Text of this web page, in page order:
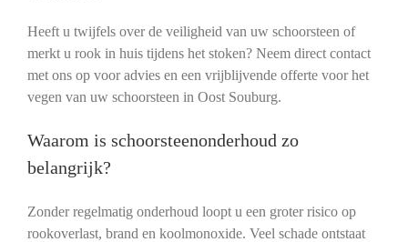
Heeft u twijfels over de veiligheid van uw schoorsteen of
merkt u rook in huis tijdens het stoken? Neem direct contact
met ons op voor advies en een vrijblijvende offerte voor het
vegen van uw schoorsteen in Oost Souburg.
Waarom is schoorsteenonderhoud zo
belangrijk?
Zonder regelmatig onderhoud loopt u een groter risico op
rookoverlast, brand en koolmonoxide. Veel schade ontstaat